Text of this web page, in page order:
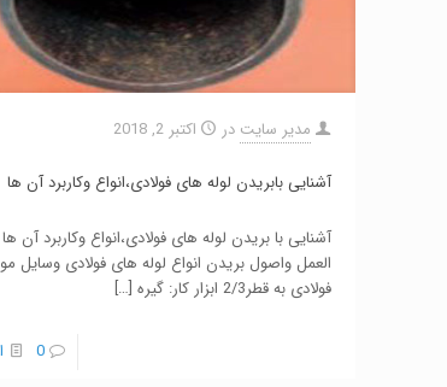
مدیر سایت در اکتبر 2, 2018
آشنایی بابریدن لوله های فولادی،انواع وکاربرد آن ها
آشنایی با بریدن لوله های فولادی،انواع وکاربرد آن
العمل واصول بریدن انواع لوله های فولادی وسایل
فولادی به قطر2/3 ابزار کار: گیره
[…]
0